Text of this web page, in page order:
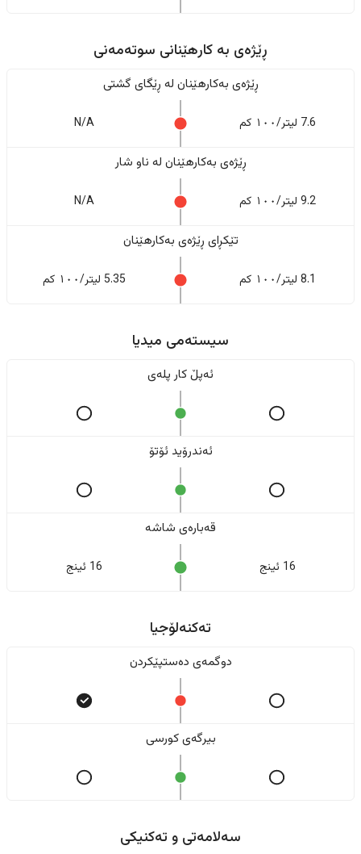
ڕێژەى به کارهێنانی سوتەمەنی
ڕێژەى بەکارهێنان له ڕێگای گشتی
7.6 لیتر/١٠٠ کم N/A
ڕێژەى بەکارهێنان له ناو شار
9.2 لیتر/١٠٠ کم N/A
تێکڕای ڕێژەى بەکارهێنان
8.1 لیتر/١٠٠ کم 5.35 لیتر/١٠٠ کم
سیستەمی میدیا
ئەپڵ کار پلەی
ئەندرۆید ئۆتۆ
قەبارەی شاشە
16 ئینج 16 ئینج
تەکنەلۆجیا
دوگمەی دەستپێکردن
بیرگەی کورسی
سەلامەتی و تەکنیکی